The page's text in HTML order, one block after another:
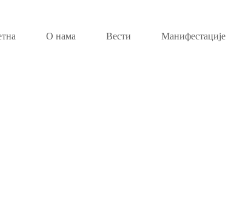
О нама Вести Манифестације